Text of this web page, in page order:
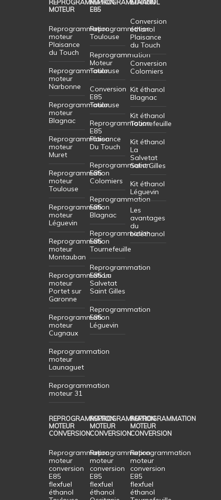
REPROGRAMMATION
MOTEUR
Reprogrammation
moteur
Plaisance
du Touch
Reprogrammation
moteur
Narbonne
Reprogrammation
moteur
Blagnac
Reprogrammation
moteur
Muret
Reprogrammation
moteur
Toulouse
Reprogrammation
moteur
Léguevin
Reprogrammation
moteur
Montauban
Reprogrammation
moteur
Portet sur
Garonne
Reprogrammation
moteur
Cugnaux
Reprogrammation
moteur
Launaguet
Reprogrammation
moteur 31
REPROGRAMMATION
E85
Reprogrammation
Toulouse
Reprogrammation
Moteur
Toulouse
Conversion
E85
Toulouse
Reprogrammation
E85
Plaisance
Du Touch
Reprogrammation
E85
Colomiers
Reprogrammation
E85
Blagnac
Reprogrammation
E85
Tournefeuille
Reprogrammation
E85 La
Salvetat
Saint Gilles
Reprogrammation
E85
Léguevin
ETHANOL
Conversion
éthanol
Plaisance
du Touch
Conversion
Colomiers
Kit éthanol
Blagnac
Kit éthanol
Tournefeuille
Kit éthanol
La
Salvetat
Saint Gilles
Kit éthanol
Léguevin
Les
avantages
du
bioéthanol
REPROGRAMMATION
MOTEUR
CONVERSION
Reprogrammation
moteur
conversion
E85
flexfuel
éthanol
REPROGRAMMATION
MOTEUR
CONVERSION
Reprogrammation
moteur
conversion
E85
flexfuel
éthanol
REPROGRAMMATION
MOTEUR
CONVERSION
Reprogrammation
moteur
conversion
E85
flexfuel
éthanol